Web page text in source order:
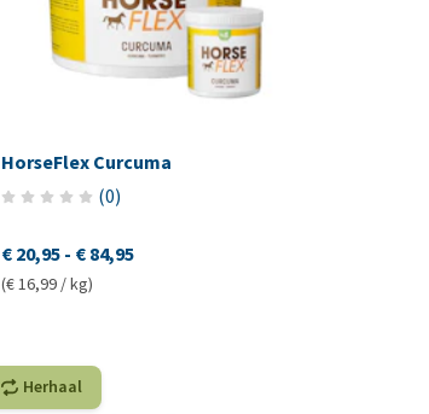
HorseFlex Curcuma
(0)
€ 20,95- € 84,95
(€ 16,99 / kg)
Herhaal